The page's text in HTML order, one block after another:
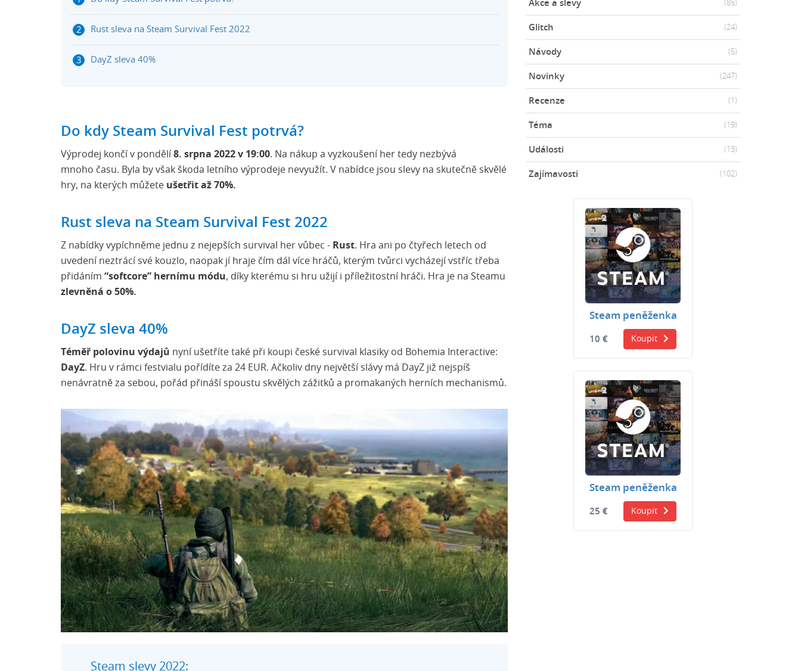
Rust sleva na Steam Survival Fest 2022
DayZ sleva 40%
Do kdy Steam Survival Fest potrvá?
Výprodej končí v pondělí 8. srpna 2022 v 19:00. Na nákup a vyzkoušení her tedy nezbývá
mnoho času. Byla by však škoda letního výprodeje nevyužít. V nabídce jsou slevy na skutečně skvělé
hry, na kterých můžete ušetřit až 70%.
Rust sleva na Steam Survival Fest 2022
Z nabídky vypíchněme jednu z nejepších survival her vůbec - Rust. Hra ani po čtyřech letech od
uvedení neztrácí své kouzlo, naopak jí hraje čím dál více hráčů, kterým tvůrci vycházejí vstříc třeba
přidáním “softcore” hernímu módu, díky kterému si hru užijí i příležitostní hráči. Hra je na Steamu
zlevněná o 50%.
DayZ sleva 40%
Téměř polovinu výdajů nyní ušetříte také při koupi české survival klasiky od Bohemia Interactive:
DayZ. Hru v rámci festvialu pořídíte za 24 EUR. Ačkoliv dny největší slávy má DayZ již nejspíš
nenávratně za sebou, pořád přináší spoustu skvělých zážitků a promakaných herních mechanismů.
Steam slevy 2022:
Akce a slevy (85)
Glitch (24)
Návody (5)
Novinky (247)
Recenze (1)
Téma (19)
Události (13)
Zajímavosti (102)
Steam peněženka
10 € Koupit
Steam peněženka
25 € Koupit